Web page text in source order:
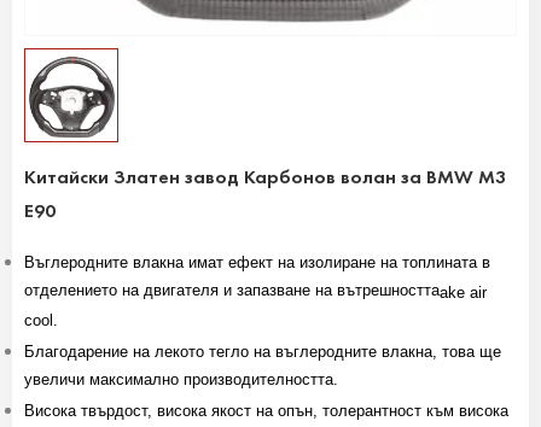
Китайски Златен завод Карбонов волан за BMW M3
E90
Въглеродните влакна имат ефект на изолиране на топлината в
отделението на двигателя и запазване на вътрешносттаake air
cool.
Благодарение на лекото тегло на въглеродните влакна, това ще
увеличи максимално производителността.
Висока твърдост, висока якост на опън, толерантност към висока